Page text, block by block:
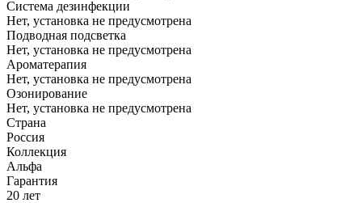
Система дезинфекции
Нет, установка не предусмотрена
Подводная подсветка
Нет, установка не предусмотрена
Ароматерапия
Нет, установка не предусмотрена
Озонирование
Нет, установка не предусмотрена
Страна
Россия
Коллекция
Альфа
Гарантия
20 лет